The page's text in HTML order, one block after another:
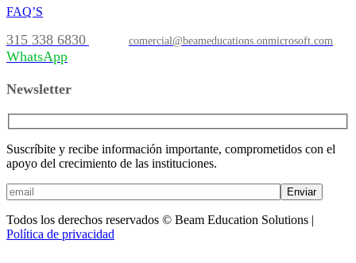
FAQ’S
315 338 6830 comercial@beameducations.onmicrosoft.com
WhatsApp
Newsletter
Suscríbite y recibe información importante, comprometidos con el
apoyo del crecimiento de las instituciones.
Enviar
Todos los derechos reservados © Beam Education Solutions |
Política de privacidad